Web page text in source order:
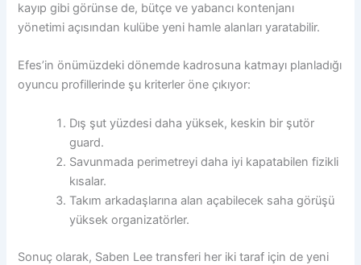
kayıp gibi görünse de, bütçe ve yabancı kontenjanı
yönetimi açısından kulübe yeni hamle alanları yaratabilir.
Efes’in önümüzdeki dönemde kadrosuna katmayı planladığı
oyuncu profillerinde şu kriterler öne çıkıyor:
Dış şut yüzdesi daha yüksek, keskin bir şutör
guard.
Savunmada perimetreyi daha iyi kapatabilen fizikli
kısalar.
Takım arkadaşlarına alan açabilecek saha görüşü
yüksek organizatörler.
Sonuç olarak, Saben Lee transferi her iki taraf için de yeni